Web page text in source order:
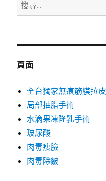
尋
鍵
頁面
全台獨家無痕筋膜拉皮
局部抽脂手術
水滴果凍隆乳手術
玻尿酸
肉毒瘦臉
肉毒除皺